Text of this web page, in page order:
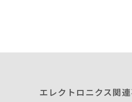
エレクトロニクス関